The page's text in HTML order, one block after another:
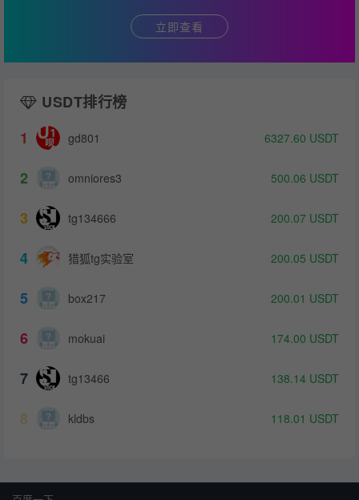
立即查看
USDT排行榜
1
gd801 6327.60 USDT
2 omniores3 500.06 USDT
3 tg134666 200.07 USDT
4 猎狐tg实验室 200.05 USDT
5 box217 200.01 USDT
6 mokuai 174.00 USDT
7 tg13466 138.14 USDT
8 kldbs 118.01 USDT